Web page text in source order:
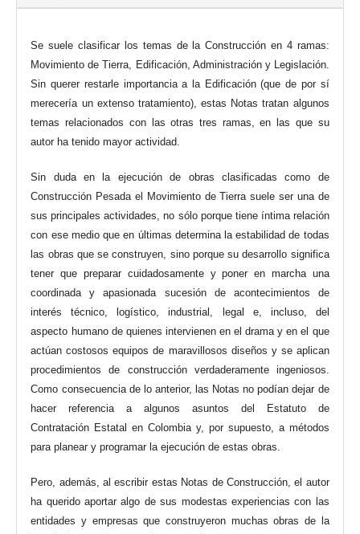
Se suele clasificar los temas de la Construcción en 4 ramas:
Movimiento de Tierra, Edificación, Administración y Legislación.
Sin querer restarle importancia a la Edificación (que de por sí
merecería un extenso tratamiento), estas Notas tratan algunos
temas relacionados con las otras tres ramas, en las que su
autor ha tenido mayor actividad.
Sin duda en la ejecución de obras clasificadas como de
Construcción Pesada el Movimiento de Tierra suele ser una de
sus principales actividades, no sólo porque tiene íntima relación
con ese medio que en últimas determina la estabilidad de todas
las obras que se construyen, sino porque su desarrollo significa
tener que preparar cuidadosamente y poner en marcha una
coordinada y apasionada sucesión de acontecimientos de
interés técnico, logístico, industrial, legal e, incluso, del
aspecto humano de quienes intervienen en el drama y en el que
actúan costosos equipos de maravillosos diseños y se aplican
procedimientos de construcción verdaderamente ingeniosos.
Como consecuencia de lo anterior, las Notas no podían dejar de
hacer referencia a algunos asuntos del Estatuto de
Contratación Estatal en Colombia y, por supuesto, a métodos
para planear y programar la ejecución de estas obras.
Pero, además, al escribir estas Notas de Construcción, el autor
ha querido aportar algo de sus modestas experiencias con las
entidades y empresas que construyeron muchas obras de la